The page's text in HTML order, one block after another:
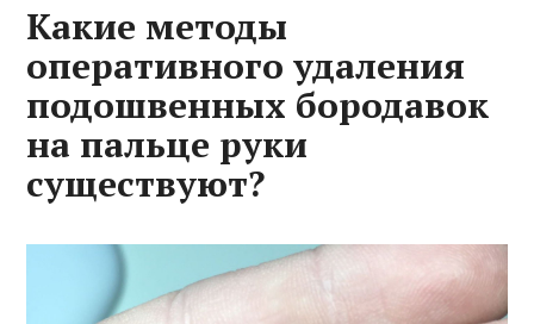
Какие методы
оперативного удаления
подошвенных бородавок
на пальце руки
существуют?